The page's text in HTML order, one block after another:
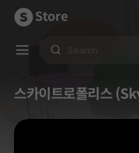
Store
스카이트로폴리스